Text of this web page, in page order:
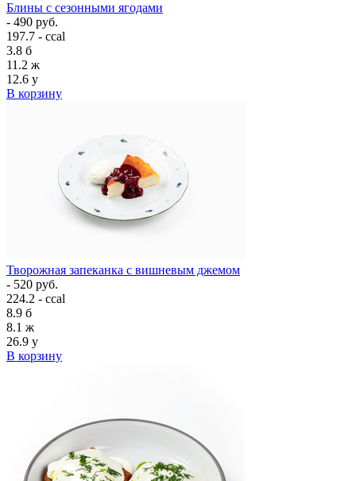
Блины с сезонными ягодами
- 490 руб.
197.7 - ccal
3.8 б
11.2 ж
12.6 у
В корзину
Творожная запеканка с вишневым джемом
- 520 руб.
224.2 - ccal
8.9 б
8.1 ж
26.9 у
В корзину